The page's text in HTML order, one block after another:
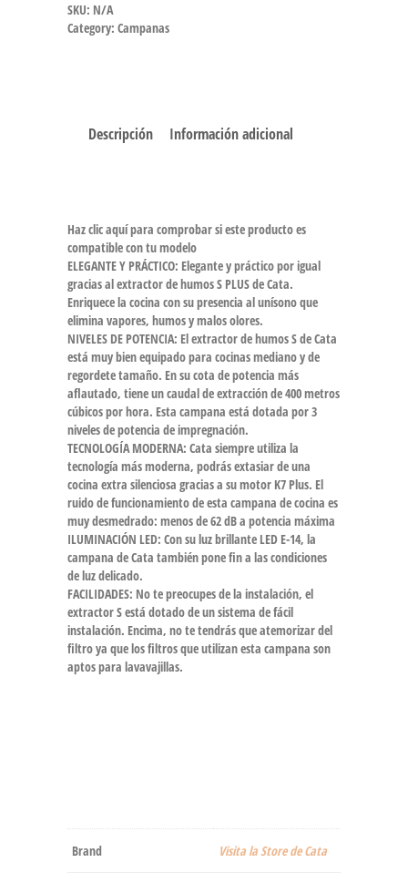
SKU: N/A
Category: Campanas
Descripción Información adicional
Haz clic aquí para comprobar si este producto es
compatible con tu modelo
ELEGANTE Y PRÁCTICO: Elegante y práctico por igual
gracias al extractor de humos S PLUS de Cata.
Enriquece la cocina con su presencia al unísono que
elimina vapores, humos y malos olores.
NIVELES DE POTENCIA: El extractor de humos S de Cata
está muy bien equipado para cocinas mediano y de
regordete tamaño. En su cota de potencia más
aflautado, tiene un caudal de extracción de 400 metros
cúbicos por hora. Esta campana está dotada por 3
niveles de potencia de impregnación.
TECNOLOGÍA MODERNA: Cata siempre utiliza la
tecnología más moderna, podrás extasiar de una
cocina extra silenciosa gracias a su motor K7 Plus. El
ruido de funcionamiento de esta campana de cocina es
muy desmedrado: menos de 62 dB a potencia máxima
ILUMINACIÓN LED: Con su luz brillante LED E-14, la
campana de Cata también pone fin a las condiciones
de luz delicado.
FACILIDADES: No te preocupes de la instalación, el
extractor S está dotado de un sistema de fácil
instalación. Encima, no te tendrás que atemorizar del
filtro ya que los filtros que utilizan esta campana son
aptos para lavavajillas.
Brand Visita la Store de Cata